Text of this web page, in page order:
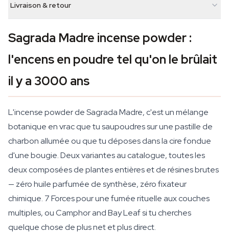
Livraison & retour
Sagrada Madre incense powder :
l'encens en poudre tel qu'on le brûlait
il y a 3000 ans
L'incense powder de Sagrada Madre, c'est un mélange
botanique en vrac que tu saupoudres sur une pastille de
charbon allumée ou que tu déposes dans la cire fondue
d'une bougie. Deux variantes au catalogue, toutes les
deux composées de plantes entières et de résines brutes
— zéro huile parfumée de synthèse, zéro fixateur
chimique. 7 Forces pour une fumée rituelle aux couches
multiples, ou Camphor and Bay Leaf si tu cherches
quelque chose de plus net et plus direct.